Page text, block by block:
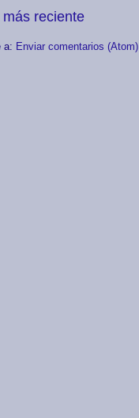
reciente
a: Enviar comentarios (Atom)